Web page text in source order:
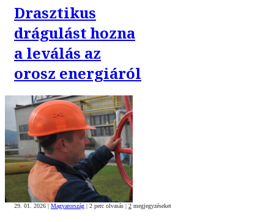
Drasztikus
drágulást hozna
a leválás az
orosz energiáról
29. 01. 2026 | Magyarország | 2 perc olvasás | 2 megjegyzéseket